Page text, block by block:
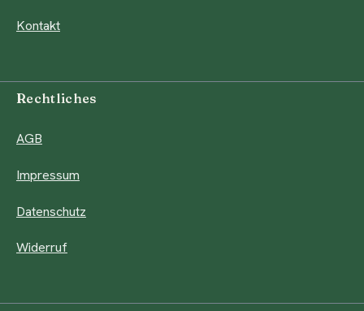
Kontakt
Rechtliches
AGB
Impressum
Datenschutz
Widerruf